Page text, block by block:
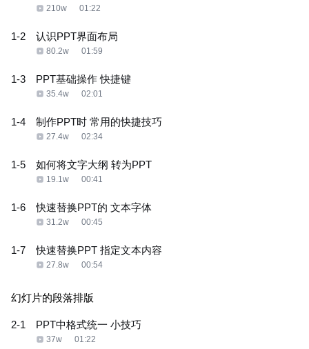
210w 01:22
1-2 认识PPT界面布局
80.2w 01:59
1-3 PPT基础操作 快捷键
35.4w 02:01
1-4 制作PPT时 常用的快捷技巧
27.4w 02:34
1-5 如何将文字大纲 转为PPT
19.1w 00:41
1-6 快速替换PPT的 文本字体
31.2w 00:45
1-7 快速替换PPT 指定文本内容
27.8w 00:54
幻灯片的段落排版
2-1 PPT中格式统一 小技巧
37w 01:22